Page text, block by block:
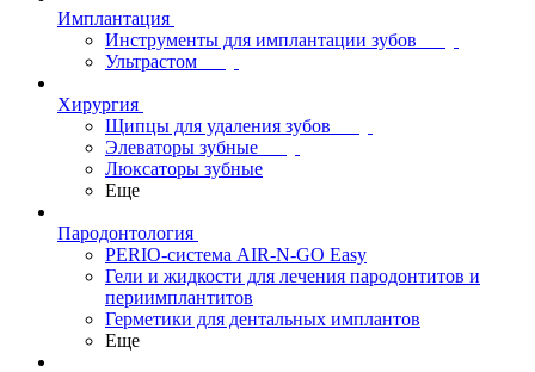
Имплантация
Инструменты для имплантации зубов
Ультрастом
Хирургия
Щипцы для удаления зубов
Элеваторы зубные
Люксаторы зубные
Еще
Пародонтология
PERIO-система AIR-N-GO Easy
Гели и жидкости для лечения пародонтитов и
периимплантитов
Герметики для дентальных имплантов
Еще